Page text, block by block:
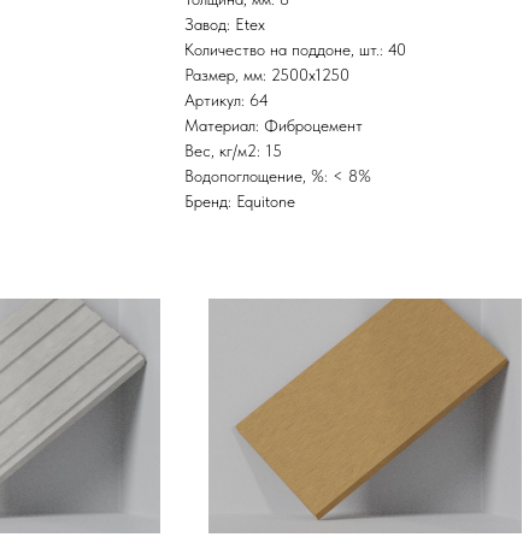
Завод: Etex
Количество на поддоне, шт.: 40
Размер, мм: 2500x1250
Артикул: 64
Материал: Фиброцемент
Вес, кг/м2: 15
Водопоглощение, %: < 8%
Бренд: Equitone